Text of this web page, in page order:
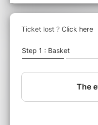
d’exception lors de
(Fred Wesley,
Boney Fields,
Johnny Gallagher,
Hendrix, que chez
Mother’s Finest,
réputation en
avec plus de 500